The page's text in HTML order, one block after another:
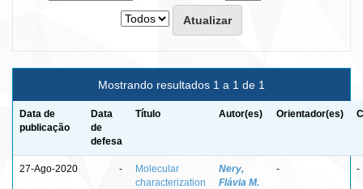
Mostrando resultados 1 a 1 de 1
Data de
publicação
Data
de
defesa
Título Autor(es) Orientador(es)
27-Ago-2020 -
Molecular
characterization
Nery,
Flávia M.
- -